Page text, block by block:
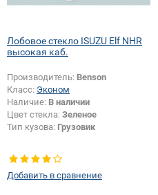
Лобовое стекло ISUZU Elf NHR
высокая каб.
Производитель: Benson
Класс: Эконом
Наличие: В наличии
Цвет стекла: Зеленое
Тип кузова: Грузовик
Добавить в сравнение